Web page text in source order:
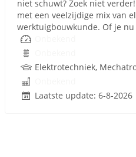
niet schuwt? Zoek niet
met een veelzijdige mix van
werktuigbouwkunde. Of je
Laatste update: 6-8-2026